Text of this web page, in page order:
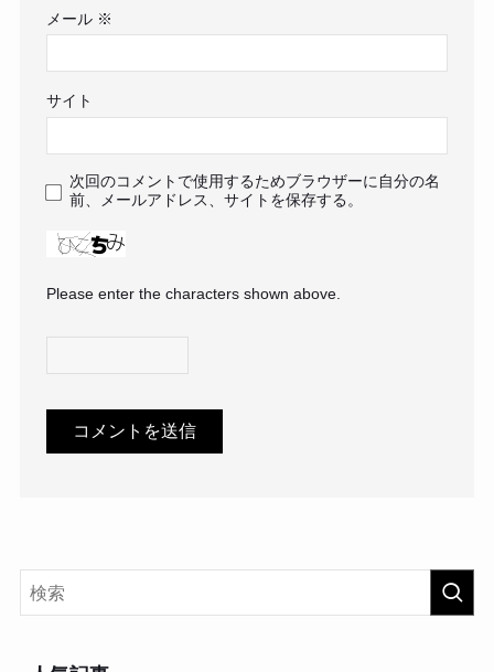
メール ※
サイト
次回のコメントで使用するためブラウザーに自分の名
前、メールアドレス、サイトを保存する。
Please enter the characters shown above.